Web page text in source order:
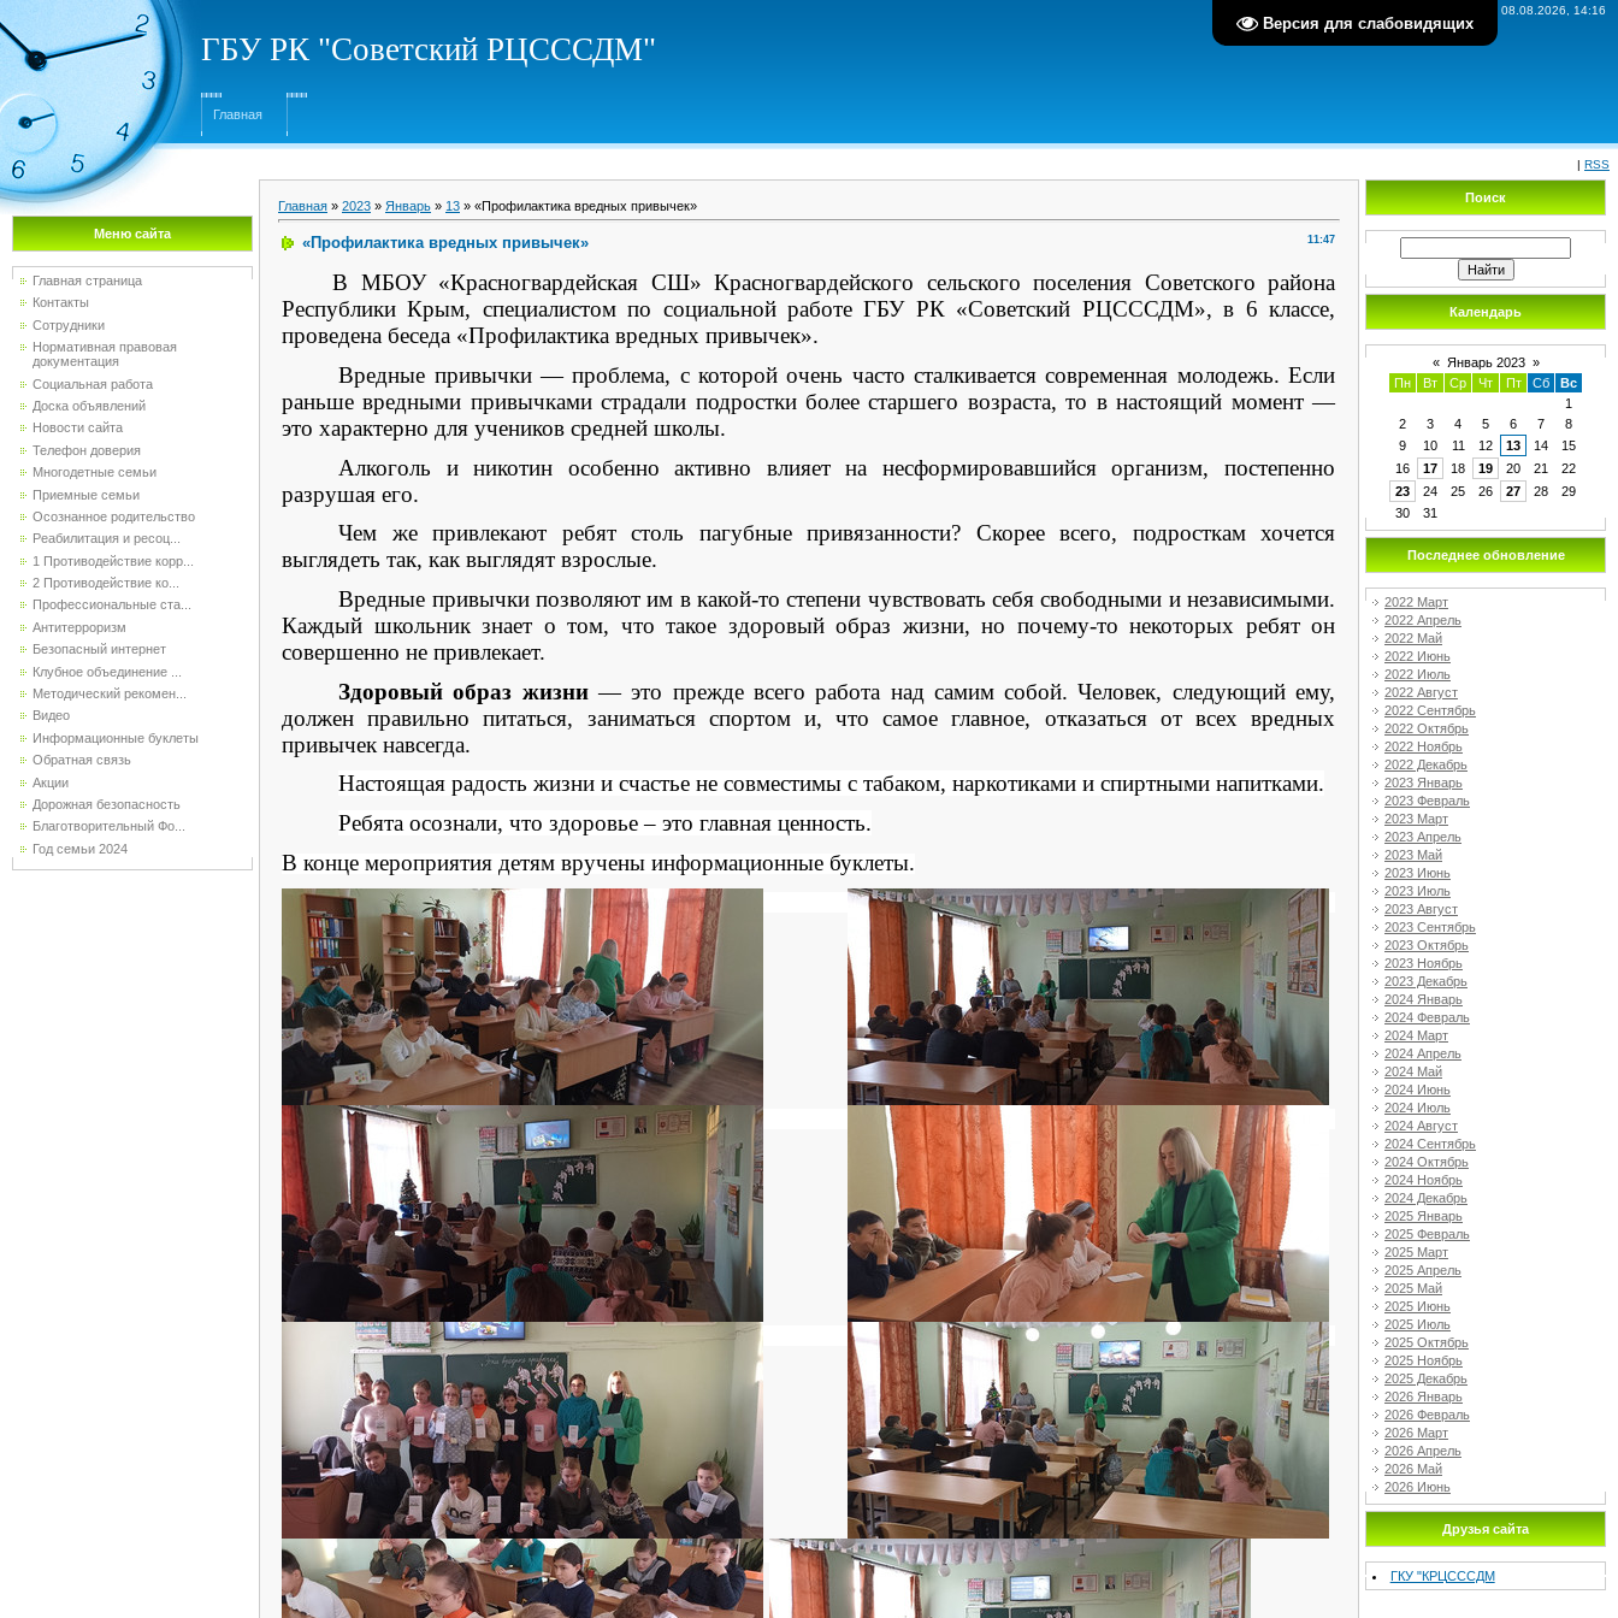
Версия для слабовидящих
Суббота, 08.08.2026, 14:16
ГБУ РК "Советский РЦСССДМ"
Главная
| RSS
Меню сайта
Главная страница
Контакты
Сотрудники
Нормативная правовая
документация
Социальная работа
Доска объявлений
Новости сайта
Телефон доверия
Многодетные семьи
Приемные семьи
Осознанное родительство
Реабилитация и ресоц...
1 Противодействие корр...
2 Противодействие ко...
Профессиональные ста...
Антитерроризм
Безопасный интернет
Клубное объединение ...
Методический рекомен...
Видео
Информационные буклеты
Обратная связь
Акции
Дорожная безопасность
Благотворительный Фо...
Год семьи 2024
Главная » 2023 » Январь » 13 » «Профилактика вредных привычек»
11:47
«Профилактика вредных привычек»
В МБОУ «Красногвардейская СШ» Красногвардейского сельского поселения Советского района
Республики Крым, специалистом по социальной работе ГБУ РК «Советский РЦСССДМ», в 6 классе,
проведена беседа «Профилактика вредных привычек».
Вредные привычки — проблема, с которой очень часто сталкивается современная молодежь. Если
раньше вредными привычками страдали подростки более старшего возраста, то в настоящий момент —
это характерно для учеников средней школы.
Алкоголь и никотин особенно активно влияет на несформировавшийся организм, постепенно
разрушая его.
Чем же привлекают ребят столь пагубные привязанности? Скорее всего, подросткам хочется
выглядеть так, как выглядят взрослые.
Вредные привычки позволяют им в какой-то степени чувствовать себя свободными и независимыми.
Каждый школьник знает о том, что такое здоровый образ жизни, но почему-то некоторых ребят он
совершенно не привлекает.
Здоровый образ жизни— это прежде всего работа над самим собой. Человек, следующий ему,
должен правильно питаться, заниматься спортом и, что самое главное, отказаться от всех вредных
привычек навсегда.
Настоящая радость жизни и счастье не совместимы с табаком, наркотиками и спиртными напитками.
Ребята осознали, что здоровье – это главная ценность.
В конце мероприятия детям вручены информационные буклеты.
Поиск
Календарь
« Январь 2023 »
Пн
Вт Ср Чт Пт Сб
Вс
1
2
3 4 5 6 7
8
9
10 11 12 13 14
15
16
17 18 19 20 21
22
23
24 25 26 27 28
29
30
31
Последнее обновление
2022 Март
2022 Апрель
2022 Май
2022 Июнь
2022 Июль
2022 Август
2022 Сентябрь
2022 Октябрь
2022 Ноябрь
2022 Декабрь
2023 Январь
2023 Февраль
2023 Март
2023 Апрель
2023 Май
2023 Июнь
2023 Июль
2023 Август
2023 Сентябрь
2023 Октябрь
2023 Ноябрь
2023 Декабрь
2024 Январь
2024 Февраль
2024 Март
2024 Апрель
2024 Май
2024 Июнь
2024 Июль
2024 Август
2024 Сентябрь
2024 Октябрь
2024 Ноябрь
2024 Декабрь
2025 Январь
2025 Февраль
2025 Март
2025 Апрель
2025 Май
2025 Июнь
2025 Июль
2025 Октябрь
2025 Ноябрь
2025 Декабрь
2026 Январь
2026 Февраль
2026 Март
2026 Апрель
2026 Май
2026 Июнь
Друзья сайта
ГКУ "КРЦСССДМ